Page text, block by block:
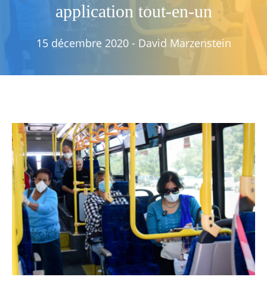
application tout-en-un
15 décembre 2020 - David Marzenstein